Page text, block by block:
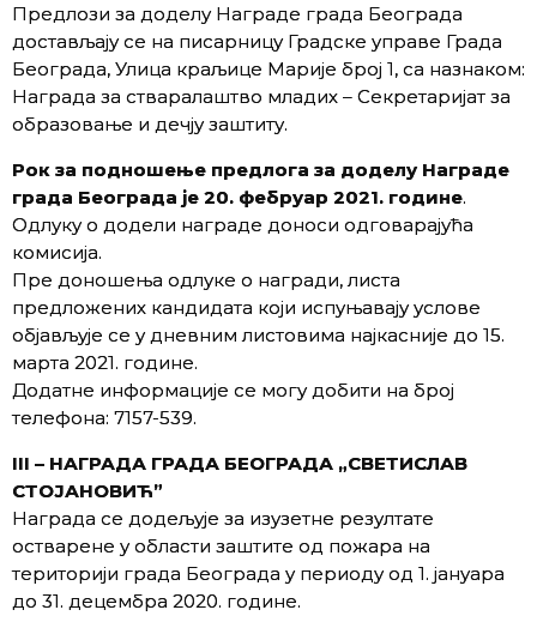
Предлози за доделу Награде града Београда
достављају се на писарницу Градске управе Града
Београда, Улица краљице Марије број 1, са назнаком:
Награда за стваралаштво младих – Секретаријат за
образовање и дечју заштиту.
Рок за подношење предлога за доделу Награде
града Београда је 20. фебруар 2021. године.
Одлуку о додели награде доноси одговарајућа
комисија.
Пре доношења одлуке о награди, листа
предложених кандидата који испуњавају услове
објављује се у дневним листовима најкасније до 15.
марта 2021. године.
Додатне информације се могу добити на број
телефона: 7157-539.
III – НАГРАДА ГРАДА БЕОГРАДА „СВЕТИСЛАВ
СТОЈАНОВИЋ”
Награда се додељује за изузетне резултате
остварене у области заштите од пожара на
територији града Београда у периоду од 1. јануара
до 31. децембра 2020. године.